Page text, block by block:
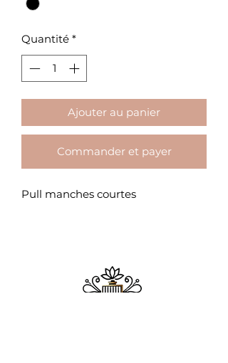
Quantité *
Ajouter au panier
Commander et payer
Pull manches courtes